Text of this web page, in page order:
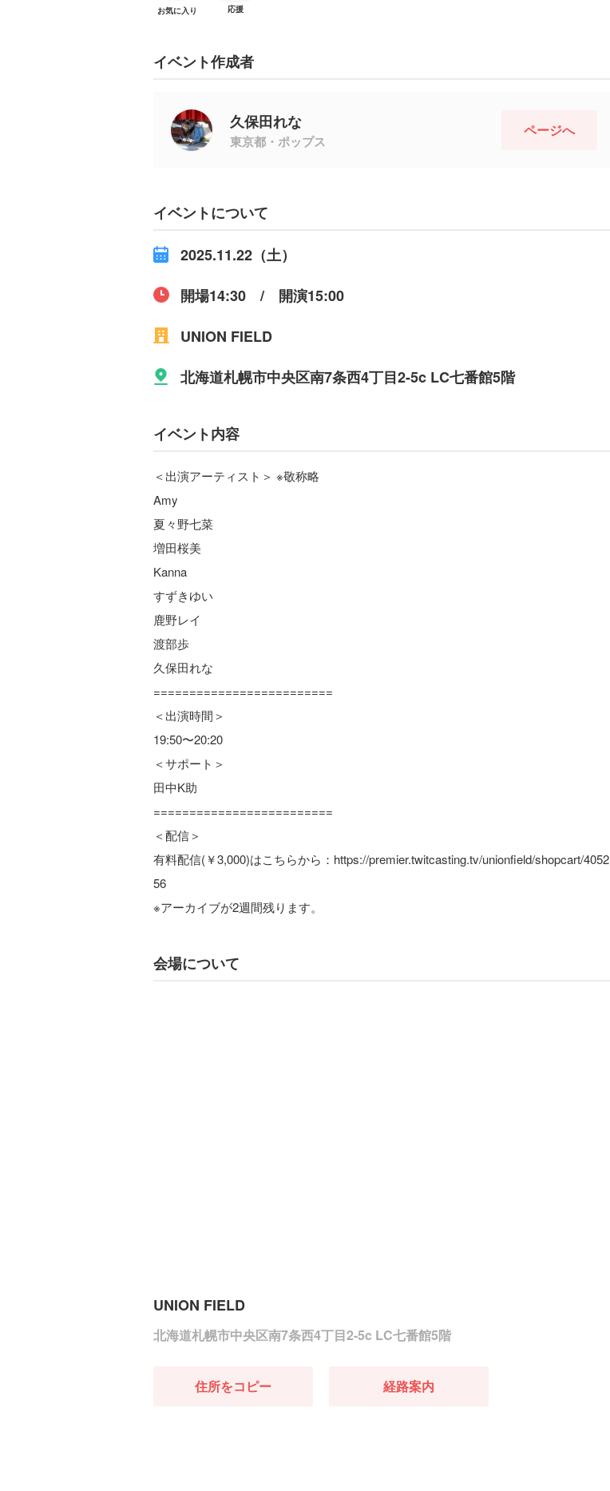
お気に入り 応援
イベント作成者
久保田れな
東京都・ポップス
ページへ
イベントについて
2025.11.22（土）
開場14:30 / 開演15:00
UNION FIELD
北海道札幌市中央区南7条西4丁目2-5c LC七番館5階
イベント内容
＜出演アーティスト＞ ※敬称略
Amy
夏々野七菜
増田桜美
Kanna
すずきゆい
鹿野レイ
渡部歩
久保田れな
=========================
＜出演時間＞
19:50〜20:20
＜サポート＞
田中K助
=========================
＜配信＞
有料配信(￥3,000)はこちらから：https://premier.twitcasting.tv/unionfield/shopcart/4052
56
※アーカイブが2週間残ります。
会場について
UNION FIELD
北海道札幌市中央区南7条西4丁目2-5c LC七番館5階
住所をコピー 経路案内